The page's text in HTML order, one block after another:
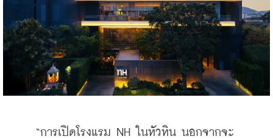
“การเปิดโรงแรม NH ในหัวหิน นอกจากจะ